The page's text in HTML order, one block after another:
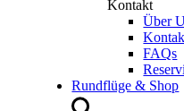
Kontakt
Über
FAQs
Rundflüge & Shop